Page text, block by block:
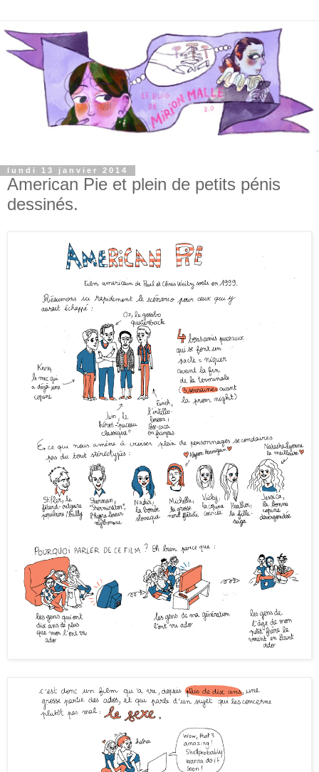
lundi 13 janvier 2014
American Pie et plein de petits pénis
dessinés.